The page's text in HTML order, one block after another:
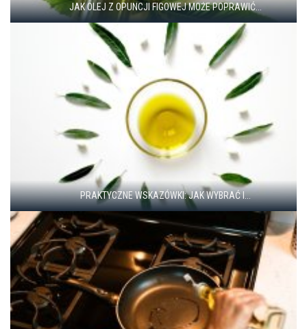
JAK OLEJ Z OPUNCJI FIGOWEJ MOŻE POPRAWIĆ...
PRAKTYCZNE WSKAZÓWKI: JAK WYBRAĆ I...